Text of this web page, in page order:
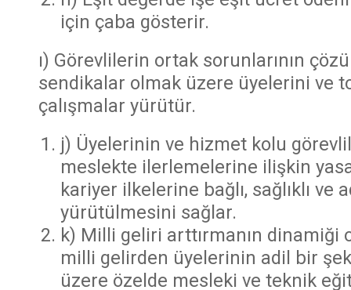
için çaba gösterir.
ı) Görevlilerin ortak sorunlarının
sendikalar olmak üzere üyelerini ve
çalışmalar yürütür.
j) Üyelerinin ve hizmet kolu
meslekte ilerlemelerine ilişkin
kariyer ilkelerine bağlı, sağlıklı ve
yürütülmesini sağlar.
k) Milli geliri arttırmanın dinamiği
milli gelirden üyelerinin adil bir
üzere özelde mesleki ve teknik